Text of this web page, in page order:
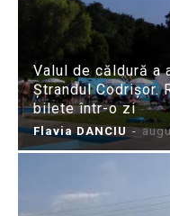
Valul de căldură a
Ștrandul Codrișor.
bilete într-o zi
Flavia DANCIU -